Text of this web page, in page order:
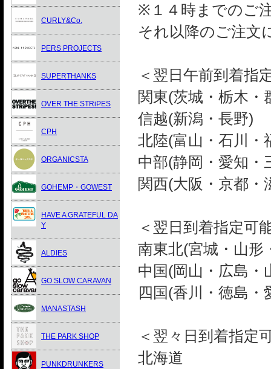
※１４時までのご
それ以降のご注文
＜翌日午前到着指
関東(茨城・栃木・
信越(新潟・長野)
北陸(富山・石川・
中部(静岡・愛知・
関西(大阪・京都・
＜翌日到着指定可
南東北(宮城・山形
中国(岡山・広島・
四国(香川・徳島・
＜翌々日到着指定
北海道
CURLY&Co.
PERS PROJECTS
SUPERTHANKS
OVER THE STRiPES
CPH
ORGANICSTA
GOHEMP・GOWEST
HAVE A GRATEFUL DA
Y
ALDIES
GO SLOW CARAVAN
MANASTASH
THE PARK SHOP
PUNKDRUNKERS